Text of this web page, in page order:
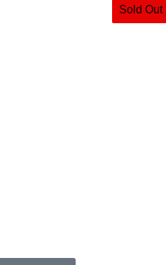
Sold Out